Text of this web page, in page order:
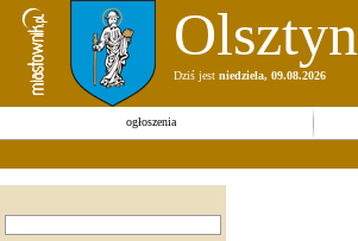
Olsztyn
Dziś jest niedziela, 09.08.2026
ogłoszenia